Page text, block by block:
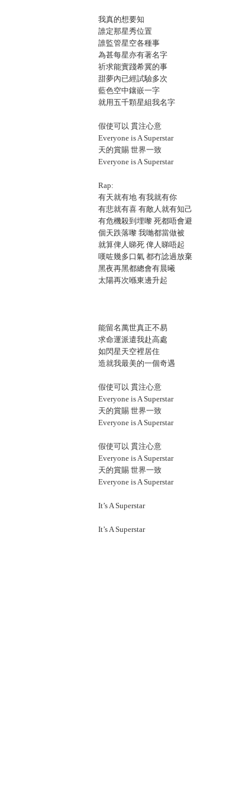
我真的想要知
誰定那星秀位置
誰監管星空各種事
為甚每星亦有著名字
祈求能實踐希冀的事
甜夢內已經試驗多次
藍色空中鑲嵌一字
就用五千顆星組我名字
假使可以 貫注心意
Everyone is A Superstar
天的賞賜 世界一致
Everyone is A Superstar
Rap:
有天就有地 有我就有你
有悲就有喜 有敵人就有知己
有危機殺到埋嚟 死都唔會避
個天跌落嚟 我哋都當做被
就算俾人睇死 俾人睇唔起
嘆咗幾多口氣 都冇諗過放棄
黑夜再黑都總會有晨曦
太陽再次喺東邊升起
能留名萬世真正不易
求命運派遣我赴高處
如閃星天空裡居住
造就我最美的一個奇遇
假使可以 貫注心意
Everyone is A Superstar
天的賞賜 世界一致
Everyone is A Superstar
假使可以 貫注心意
Everyone is A Superstar
天的賞賜 世界一致
Everyone is A Superstar
It’s A Superstar
It’s A Superstar